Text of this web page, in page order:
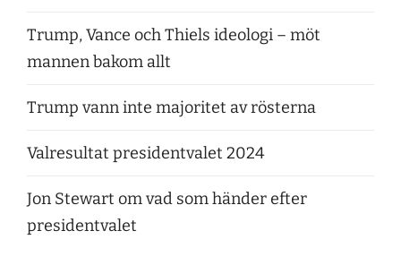
Trump, Vance och Thiels ideologi – möt
mannen bakom allt
Trump vann inte majoritet av rösterna
Valresultat presidentvalet 2024
Jon Stewart om vad som händer efter
presidentvalet